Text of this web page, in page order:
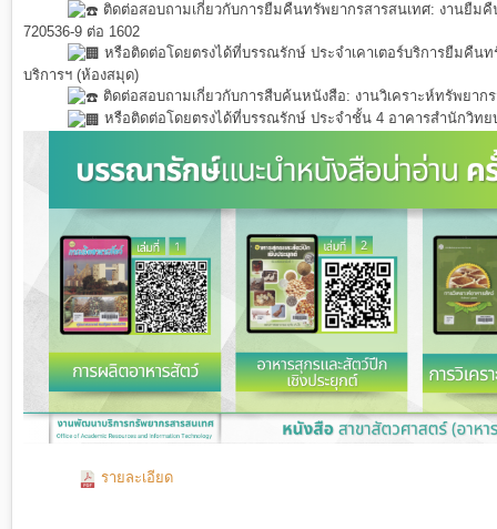
ติดต่อสอบถามเกี่ยวกับการยืมคืนทรัพยากรสารสนเทศ: งานยืม
720536-9 ต่อ 1602
หรือติดต่อโดยตรงได้ที่บรรณรักษ์ ประจำเคาเตอร์บริการยืมคืน
บริการฯ (ห้องสมุด)
ติดต่อสอบถามเกี่ยวกับการสืบค้นหนังสือ: งานวิเคราะห์ทรัพยาก
หรือติดต่อโดยตรงได้ที่บรรณรักษ์ ประจำชั้น 4 อาคารสำนักวิทย
รายละเอียด